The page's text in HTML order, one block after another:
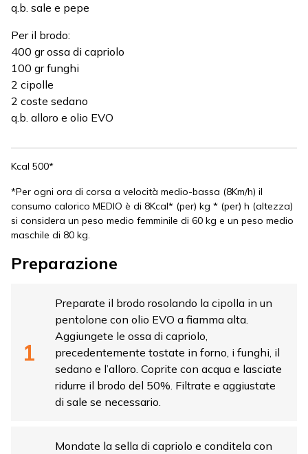
q.b. sale e pepe
Per il brodo:
400 gr ossa di capriolo
100 gr funghi
2 cipolle
2 coste sedano
q.b. alloro e olio EVO
Kcal 500*
*Per ogni ora di corsa a velocità medio-bassa (8Km/h) il
consumo calorico MEDIO è di 8Kcal* (per) kg * (per) h (altezza)
si considera un peso medio femminile di 60 kg e un peso medio
maschile di 80 kg.
Preparazione
Preparate il brodo rosolando la cipolla in un
pentolone con olio EVO a fiamma alta.
Aggiungete le ossa di capriolo,
precedentemente tostate in forno, i funghi, il
sedano e l’alloro. Coprite con acqua e lasciate
ridurre il brodo del 50%. Filtrate e aggiustate
di sale se necessario.
Mondate la sella di capriolo e conditela con